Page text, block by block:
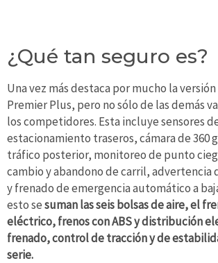
¿Qué tan seguro es?
Una vez más destaca por mucho la
Premier Plus, pero no sólo de las demás
los competidores. Esta incluye sensores
estacionamiento traseros, cámara de 360
tráfico posterior, monitoreo de punto
cambio y abandono de carril, advertencia
y frenado de emergencia automático a
esto sesuman las seis bolsas de aire, el
eléctrico, frenos con ABS y distribución
frenado, control de tracción y de
serie.